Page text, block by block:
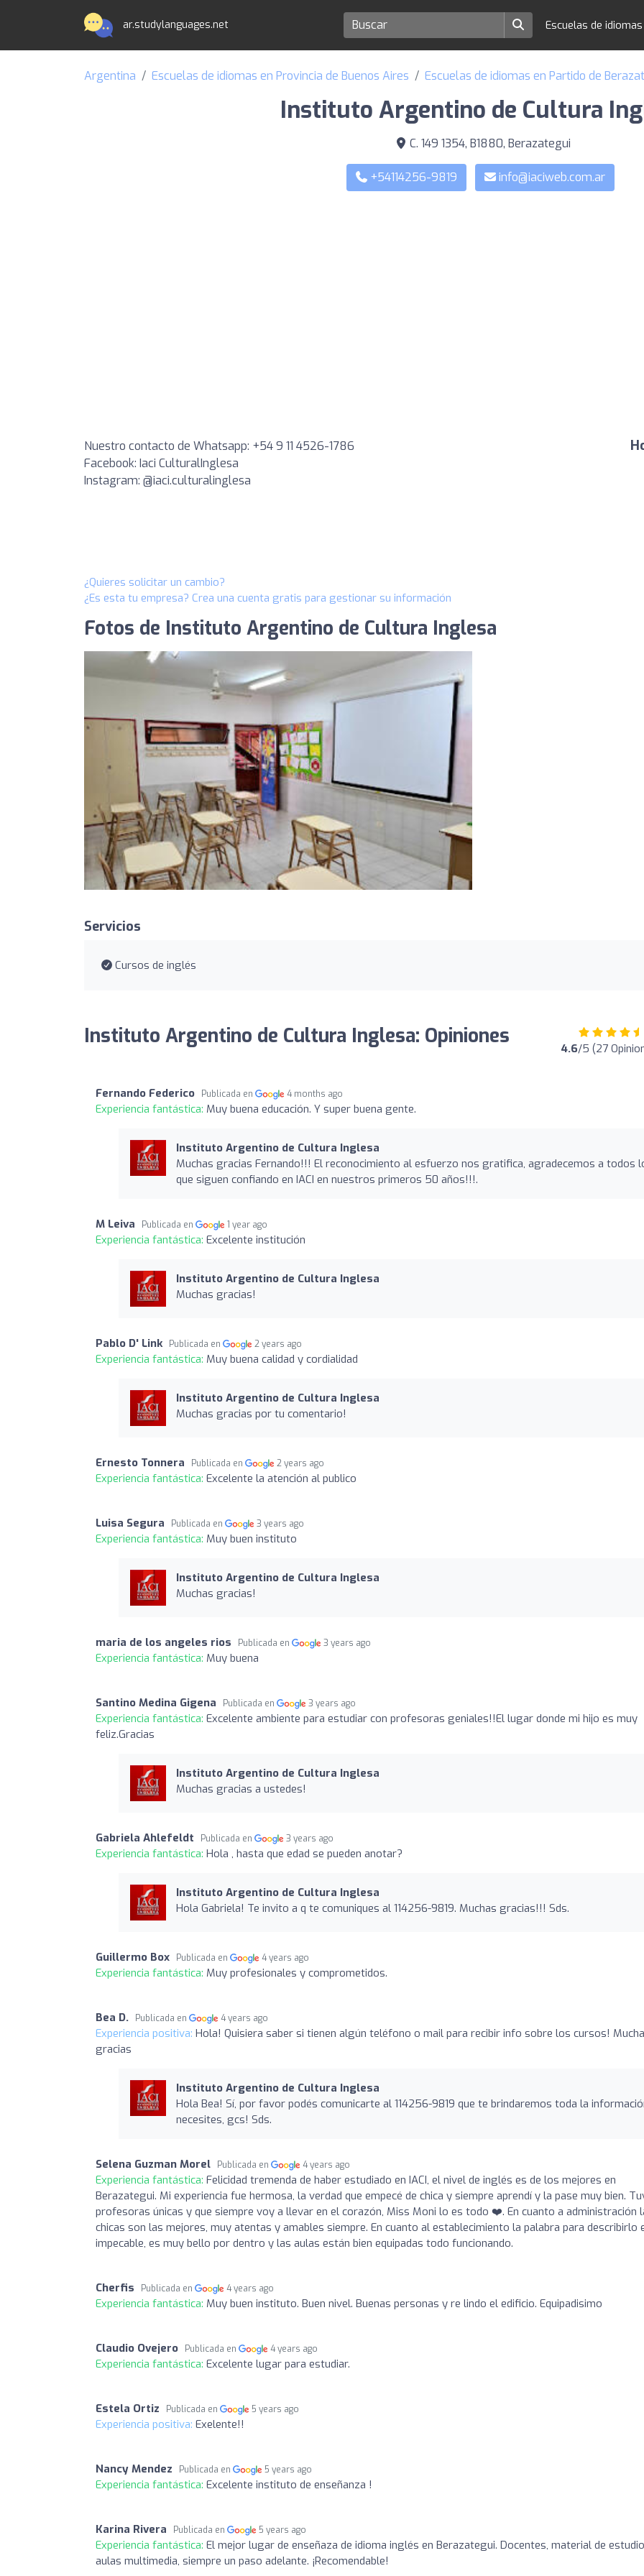
ar.studylanguages.net Escuelas de idiomas
Argentina Escuelas de idiomas en Provincia de Buenos Aires Escuelas de idiomas en Partido de
Instituto Argentino de Cultura
C. 149 1354, B1880, Berazategui
+54114256-9819 info@iaciweb.com.ar
Nuestro contacto de Whatsapp: +54 9 11 4526-1786
Facebook: Iaci CulturalInglesa
Instagram: @iaci.culturalinglesa
¿Quieres solicitar un cambio?
¿Es esta tu empresa? Crea una cuenta gratis para gestionar su información
Fotos de Instituto Argentino de Cultura Inglesa
Servicios
Cursos de inglés
Instituto Argentino de Cultura Inglesa: Opiniones 4.6/5 (27
Fernando Federico Publicada en 4 months ago
Experiencia fantástica: Muy buena educación. Y super buena gente.
Instituto Argentino de Cultura Inglesa
Muchas gracias Fernando!!! El reconocimiento al esfuerzo nos gratifica, agradecemos a todos
que siguen confiando en IACI en nuestros primeros 50 años!!!.
M Leiva Publicada en 1 year ago
Experiencia fantástica: Excelente institución
Instituto Argentino de Cultura Inglesa
Muchas gracias!
Pablo D' Link Publicada en 2 years ago
Experiencia fantástica: Muy buena calidad y cordialidad
Instituto Argentino de Cultura Inglesa
Muchas gracias por tu comentario!
Ernesto Tonnera Publicada en 2 years ago
Experiencia fantástica: Excelente la atención al publico
Luisa Segura Publicada en 3 years ago
Experiencia fantástica: Muy buen instituto
Instituto Argentino de Cultura Inglesa
Muchas gracias!
maria de los angeles rios Publicada en 3 years ago
Experiencia fantástica: Muy buena
Santino Medina Gigena Publicada en 3 years ago
Experiencia fantástica: Excelente ambiente para estudiar con profesoras geniales!!El lugar donde mi hijo es muy
feliz.Gracias
Instituto Argentino de Cultura Inglesa
Muchas gracias a ustedes!
Gabriela Ahlefeldt Publicada en 3 years ago
Experiencia fantástica: Hola , hasta que edad se pueden anotar?
Instituto Argentino de Cultura Inglesa
Hola Gabriela! Te invito a q te comuniques al 114256-9819. Muchas gracias!!! Sds.
Guillermo Box Publicada en 4 years ago
Experiencia fantástica: Muy profesionales y comprometidos.
Bea D. Publicada en 4 years ago
Experiencia positiva: Hola! Quisiera saber si tienen algún teléfono o mail para recibir info sobre los cursos!
gracias
Instituto Argentino de Cultura Inglesa
Hola Bea! Sí, por favor podés comunicarte al 114256-9819 que te brindaremos toda la
necesites, gcs! Sds.
Selena Guzman Morel Publicada en 4 years ago
Experiencia fantástica: Felicidad tremenda de haber estudiado en IACI, el nivel de inglés es de los mejores en
Berazategui. Mi experiencia fue hermosa, la verdad que empecé de chica y siempre aprendí y la pase muy bien.
profesoras únicas y que siempre voy a llevar en el corazón, Miss Moni lo es todo ❤️. En cuanto a administración
chicas son las mejores, muy atentas y amables siempre. En cuanto al establecimiento la palabra para describirlo
impecable, es muy bello por dentro y las aulas están bien equipadas todo funcionando.
Cherfis Publicada en 4 years ago
Experiencia fantástica: Muy buen instituto. Buen nivel. Buenas personas y re lindo el edificio. Equipadisimo
Claudio Ovejero Publicada en 4 years ago
Experiencia fantástica: Excelente lugar para estudiar.
Estela Ortiz Publicada en 5 years ago
Experiencia positiva: Exelente!!
Nancy Mendez Publicada en 5 years ago
Experiencia fantástica: Excelente instituto de enseñanza !
Karina Rivera Publicada en 5 years ago
Experiencia fantástica: El mejor lugar de enseñaza de idioma inglés en Berazategui. Docentes, material de
aulas multimedia, siempre un paso adelante. ¡Recomendable!